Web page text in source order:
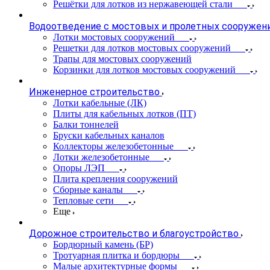
Решётки для лотков из нержавеющей стали
Водоотведение с мостовых и пролетных
Лотки мостовых сооружений
Решетки для лотков мостовых сооружений
Трапы для мостовых сооружений
Корзинки для лотков мостовых сооружений
Инженерное строительство
Лотки кабельные (ЛК)
Плиты для кабельных лотков (ПТ)
Балки тоннелей
Бруски кабельных каналов
Коллекторы железобетонные
Лотки железобетонные
Опоры ЛЭП
Плита крепления сооружений
Сборные каналы
Тепловые сети
Еще
Дорожное строительство и благоустройство
Бордюрный камень (БР)
Тротуарная плитка и бордюры
Малые архитектурные формы